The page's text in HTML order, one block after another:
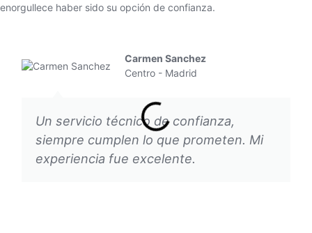
enorgullece haber sido su opción de confianza.
Un servicio técnico de confianza,
siempre cumplen lo que prometen. Mi
experiencia fue excelente.
Carmen Sanchez
Centro - Madrid